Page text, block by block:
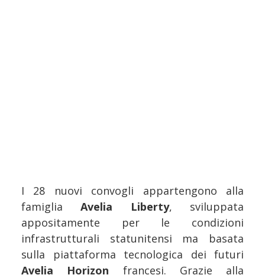
I 28 nuovi convogli appartengono alla
famigliaAvelia Liberty, sviluppata
appositamente per le condizioni
infrastrutturali statunitensi ma basata
sulla piattaforma tecnologica dei futuri
Avelia Horizon francesi. Grazie alla